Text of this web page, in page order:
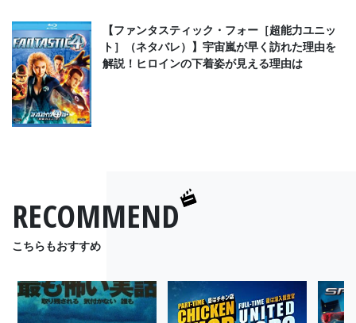
【ファンタスティック・フォー［超能力ユニッ
ト］（ネタバレ）】宇宙嵐が早く訪れた理由を
解説！ヒロインの下着姿が見える理由は
RECOMMEND
こちらもおすすめ